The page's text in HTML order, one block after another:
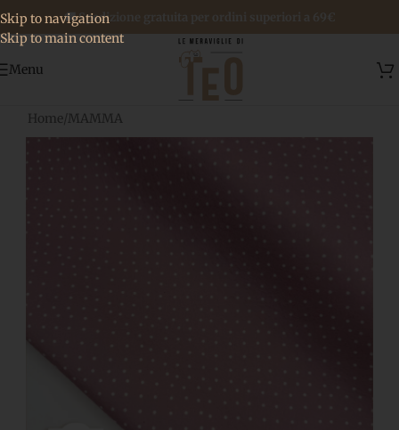
Skip to navigation
Skip to main content
🚚 Spedizione gratuita per ordini superiori a 69€
Menu
Home/MAMMA